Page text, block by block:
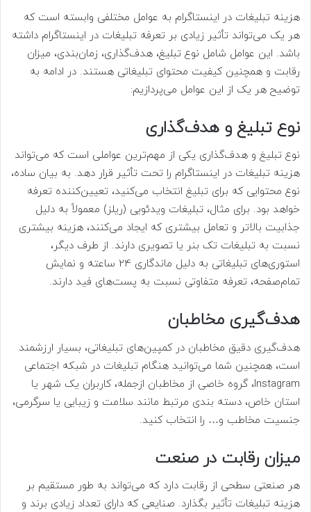
هزینه تبلیغات در اینستاگرام به عوامل مختلفی وابسته است که
هر یک می‌تواند تأثیر زیادی بر تعرفه تبلیغات در اینستاگرام داشته
باشد. این عوامل شامل نوع تبلیغ، هدف‌گذاری، زمان‌بندی، میزان
رقابت و همچنین کیفیت محتوای تبلیغاتی هستند. در ادامه به
توضیح هر یک از این عوامل می‌پردازیم:
نوع تبلیغ و هدف‌گذاری
نوع تبلیغ و هدف‌گذاری یکی از مهم‌ترین عواملی است که می‌تواند
هزینه تبلیغات در اینستاگرام را تحت تأثیر قرار دهد. به بیان ساده،
نوع محتوایی که برای تبلیغ انتخاب می‌کنید، تعیین‌کننده تعرفه
خواهد بود. برای مثال، تبلیغات ویدئویی (ریلز) معمولاً به دلیل
جذابیت بالاتر و تعامل بیشتری که ایجاد می‌کنند، هزینه بیشتری
نسبت به تبلیغات تک بنر یا تصویری دارند. از طرف دیگر،
استوری‌های تبلیغاتی به دلیل ماندگاری 24 ساعته و نمایش
تمام‌صفحه، تعرفه متفاوتی نسبت به پست‌های فید دارند.
هدف‌گیری مخاطبان
هدف‌گیری دقیق مخاطبان در کمپین‌های تبلیغاتی، بسیار ارزشمند
است، همچنین شما می‌توانید هنگام تبلیغات در شبکه اجتماعی
Instagram، گروه خاصی از مخاطبان ازجمله، کاربران یک شهر یا
استان خاص، دسته بندی مرتبط مانند سلامت و زیبایی یا سرگرمی،
جنسیت مخاطب و… را انتخاب کنید.
میزان رقابت در صنعت
هر صنعتی سطحی از رقابت دارد که می‌تواند به طور مستقیم بر
هزینه تبلیغات تأثیر بگذارد. صنایعی که دارای تعداد زیادی برند و